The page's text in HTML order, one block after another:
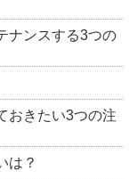
ナンスする3つの
おきたい3つの注
は？